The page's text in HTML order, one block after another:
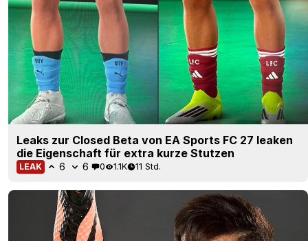
Leaks zur Closed Beta von EA Sports FC 27 leaken
die Eigenschaft für extra kurze Stutzen
LEAK 6 6 0 1.1K 11 Std.